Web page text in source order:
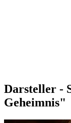
Darsteller -
Geheimnis"